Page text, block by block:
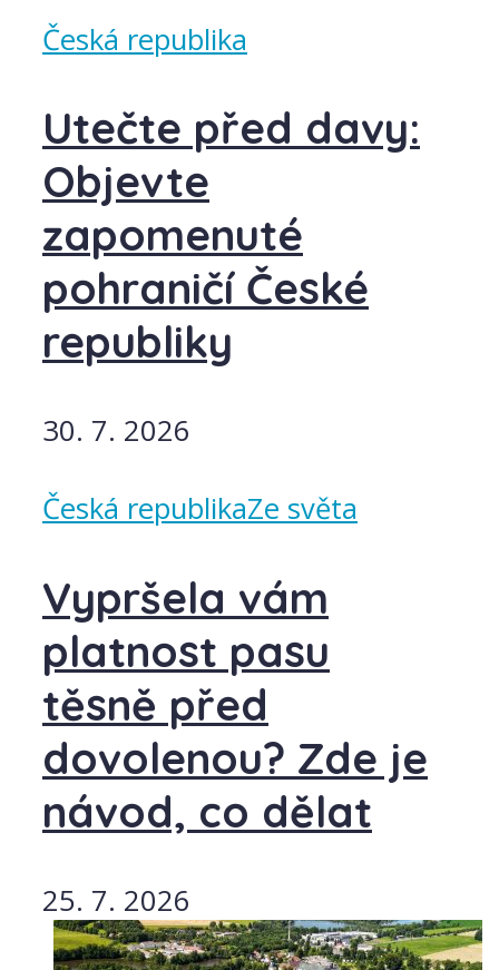
Česká republika
Utečte před davy:
Objevte
zapomenuté
pohraničí České
republiky
30. 7. 2026
Česká republikaZe světa
Vypršela vám
platnost pasu
těsně před
dovolenou? Zde je
návod, co dělat
25. 7. 2026